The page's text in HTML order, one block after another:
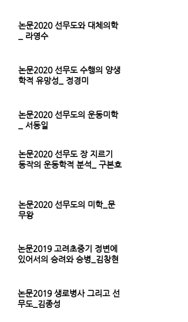
논문2020 선무도와 대체의학
_ 라영수
논문2020 선무도 수행의 양생
학적 유망성_ 정경미
논문2020 선무도의 운동미학
_ 서동일
논문2020 선무도 장 지르기
동작의 운동학적 분석_ 구본호
논문2020 선무도의 미학_문
무왕
논문2019 고려초중기 정변에
있어서의 승려와 승병_김창현
논문2019 생로병사 그리고 선
무도_김종성